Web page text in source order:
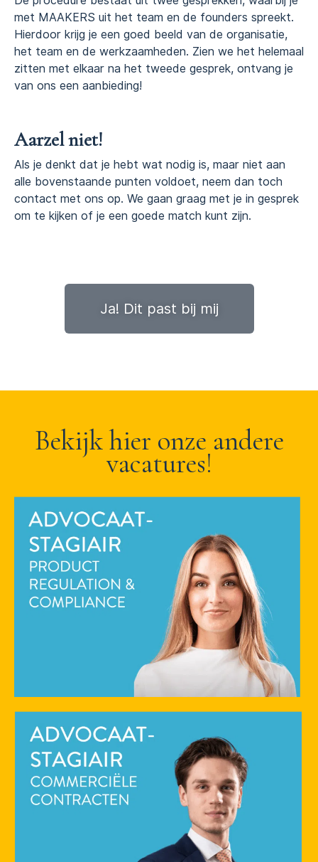
met MAAKERS uit het team en de founders spreekt.
Hierdoor krijg je een goed beeld van de organisatie,
het team en de werkzaamheden. Zien we het helemaal
zitten met elkaar na het tweede gesprek, ontvang je
van ons een aanbieding!
Aarzel niet!
Als je denkt dat je hebt wat nodig is, maar niet aan
alle bovenstaande punten voldoet, neem dan toch
contact met ons op. We gaan graag met je in gesprek
om te kijken of je een goede match kunt zijn.
Ja! Dit past bij mij
Bekijk hier onze andere
vacatures!